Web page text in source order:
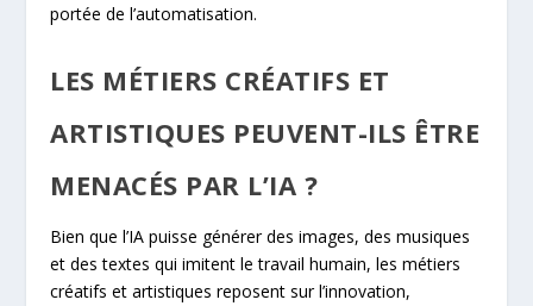
portée de l’automatisation.
LES MÉTIERS CRÉATIFS ET
ARTISTIQUES PEUVENT-ILS ÊTRE
MENACÉS PAR L’IA ?
Bien que l’IA puisse générer des images, des musiques
et des textes qui imitent le travail humain, les métiers
créatifs et artistiques reposent sur l’innovation,